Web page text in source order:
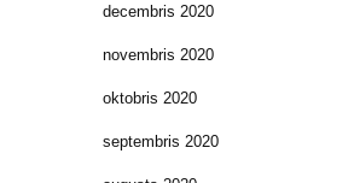
decembris 2020
novembris 2020
oktobris 2020
septembris 2020